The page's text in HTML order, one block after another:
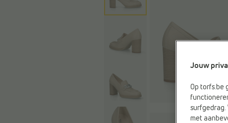
Jouw
Op torfs.be
surfgedrag.
met